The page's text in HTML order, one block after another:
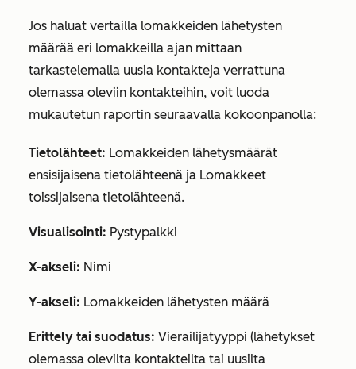
Jos haluat vertailla lomakkeiden lähetysten
määrää eri lomakkeilla ajan mittaan
tarkastelemalla uusia kontakteja verrattuna
olemassa oleviin kontakteihin, voit luoda
mukautetun raportin seuraavalla kokoonpanolla:
Tietolähteet: Lomakkeiden lähetysmäärät
ensisijaisena tietolähteenä ja Lomakkeet
toissijaisena tietolähteenä.
Visualisointi: Pystypalkki
X-akseli: Nimi
Y-akseli: Lomakkeiden lähetysten määrä
Erittely tai suodatus: Vierailijatyyppi (lähetykset
olemassa olevilta kontakteilta tai uusilta